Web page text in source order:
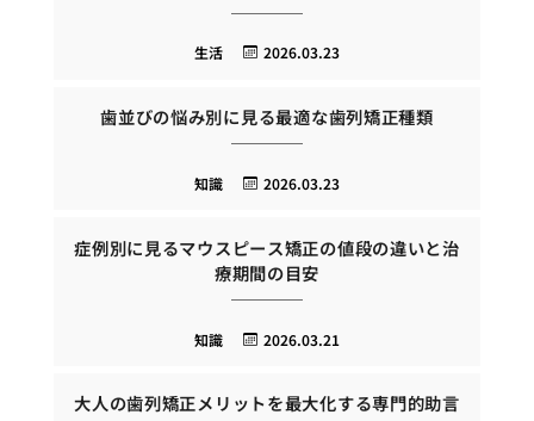
2026.03.23
生活
歯並びの悩み別に見る最適な歯列矯正種類
2026.03.23
知識
症例別に見るマウスピース矯正の値段の違いと治
療期間の目安
2026.03.21
知識
大人の歯列矯正メリットを最大化する専門的助言